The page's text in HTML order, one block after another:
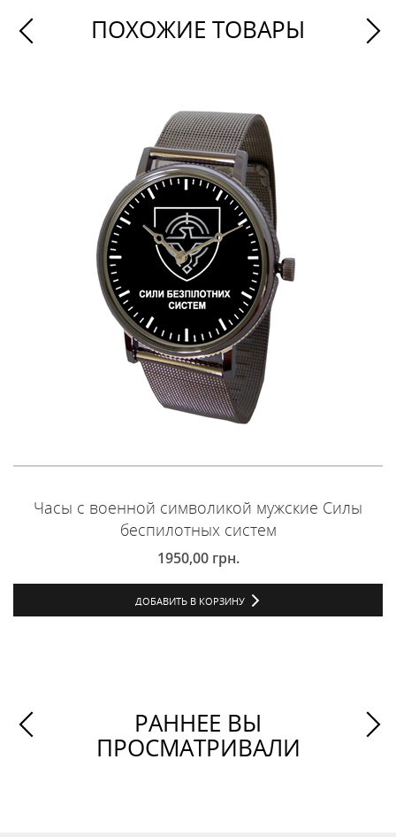
ПОХОЖИЕ ТОВАРЫ
Часы с военной символикой мужские Силы
беспилотных систем
1950,00 грн.
ДОБАВИТЬ В КОРЗИНУ
РАННЕЕ ВЫ
ПРОСМАТРИВАЛИ